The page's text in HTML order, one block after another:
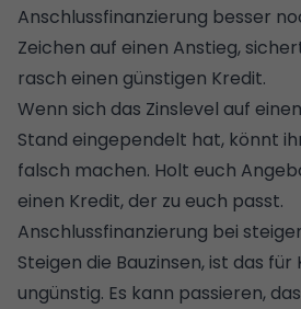
Anschlussfinanzierung besser
Zeichen auf einen Anstieg,
rasch einen günstigen Kredit.
Wenn sich das Zinslevel auf
Stand eingependelt hat, könnt
falsch machen. Holt euch
einen Kredit, der zu euch passt.
Anschlussfinanzierung bei
Steigen die Bauzinsen, ist das
ungünstig. Es kann passieren,